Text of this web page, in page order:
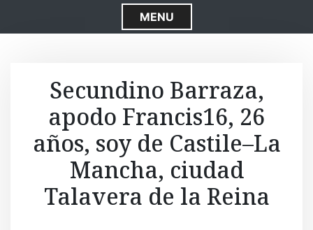
S
k
o
o
n
e
n
t
MENU
Secundino Barraza,
apodo Francis16, 26
años, soy de Castile–La
Mancha, ciudad
Talavera de la Reina